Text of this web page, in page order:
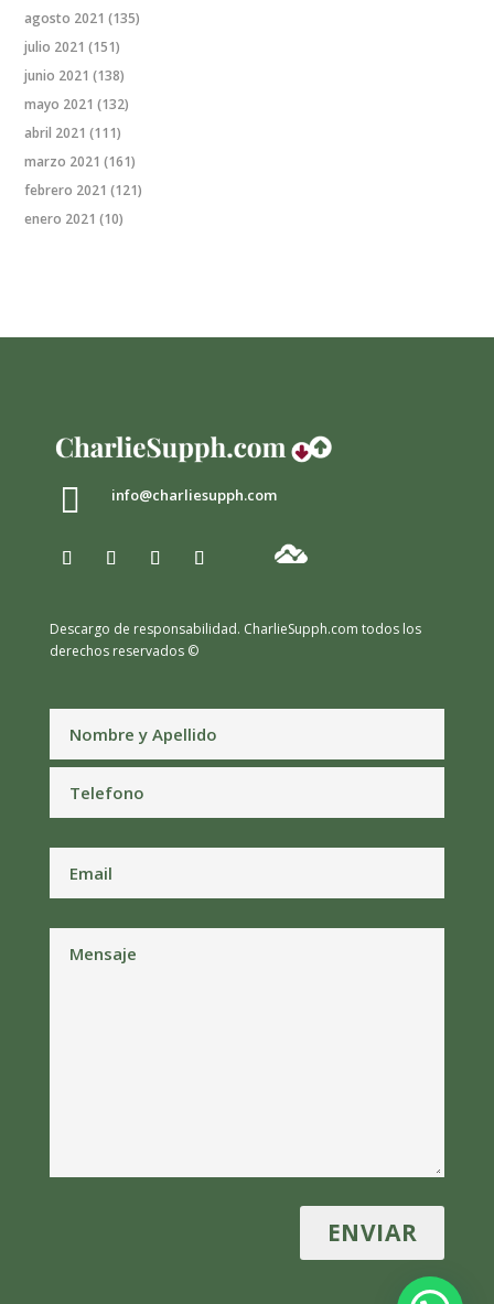
agosto 2021 (135)
julio 2021 (151)
junio 2021 (138)
mayo 2021 (132)
abril 2021 (111)
marzo 2021 (161)
febrero 2021 (121)
enero 2021 (10)
 info@charliesupph.com
Descargo de responsabilidad. CharlieSupph.com todos los
derechos reservados ©